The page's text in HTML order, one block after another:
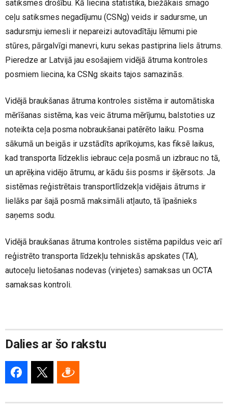
satiksmes drošību. Kā liecina statistika, biežākais smago
ceļu satiksmes negadījumu (CSNg) veids ir sadursme, un
sadursmju iemesli ir nepareizi autovadītāju lēmumi pie
stūres, pārgalvīgi manevri, kuru sekas pastiprina liels ātrums.
Pieredze ar Latvijā jau esošajiem vidējā ātruma kontroles
posmiem liecina, ka CSNg skaits tajos samazinās.
Vidējā braukšanas ātruma kontroles sistēma ir automātiska
mērīšanas sistēma, kas veic ātruma mērījumu, balstoties uz
noteikta ceļa posma nobraukšanai patērēto laiku. Posma
sākumā un beigās ir uzstādīts aprīkojums, kas fiksē laikus,
kad transporta līdzeklis iebrauc ceļa posmā un izbrauc no tā,
un aprēķina vidējo ātrumu, ar kādu šis posms ir šķērsots. Ja
sistēmas reģistrētais transportlīdzekļa vidējais ātrums ir
lielāks par šajā posmā maksimāli atļauto, tā īpašnieks
saņems sodu.
Vidējā braukšanas ātruma kontroles sistēma papildus veic arī
reģistrēto transporta līdzekļu tehniskās apskates (TA),
autoceļu lietošanas nodevas (vinjetes) samaksas un OCTA
samaksas kontroli.
Dalies ar šo rakstu